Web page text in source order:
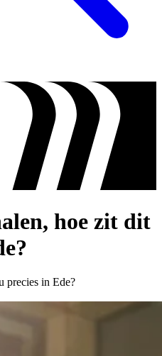
hoe zit dit
precies in Ede?